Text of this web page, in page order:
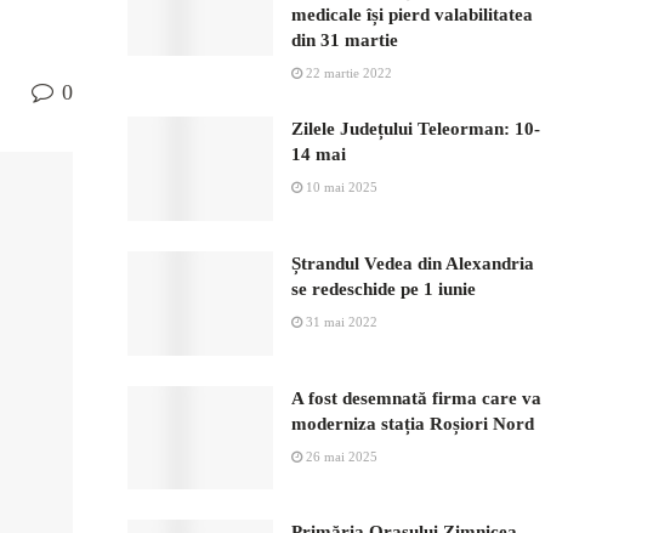
0
medicale își pierd valabilitatea
din 31 martie
22 martie 2022
Zilele Județului Teleorman: 10-
14 mai
10 mai 2025
Ștrandul Vedea din Alexandria
se redeschide pe 1 iunie
31 mai 2022
A fost desemnată firma care va
moderniza stația Roșiori Nord
26 mai 2025